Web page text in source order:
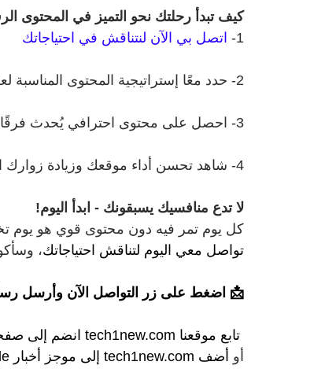
كيف تبدأ رحلتك نحو التميز في المحتوى
1-
اتصل بي الآن لنتناقش في احتياجاتك
2- حدد معًا إستراتيجية المحتوى المناسبة لعلامتك
3- احصل على محتوى احترافي يُحدث فرقًا حقيقيًا
4- شاهد تحسن أداء موقعك وزيادة زوارك العضويين
لا تدع منافسيك يسبقونك - ابدأ اليوم!
كل يوم تمر فيه دون محتوى قوي هو يوم
تواصل معي اليوم لتناقش احتياجاتك،
📩 اضغط على زر التواصل الآن وأرسل
تابع موقعنا tech1new.com انضم إلى
أو أضف tech1new.com إلى موجز أخبار Google الخاص بك